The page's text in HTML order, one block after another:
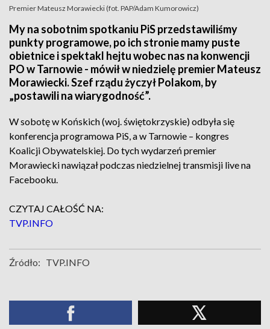
Premier Mateusz Morawiecki (fot. PAP/Adam Kumorowicz)
My na sobotnim spotkaniu PiS przedstawiliśmy
punkty programowe, po ich stronie mamy puste
obietnice i spektakl hejtu wobec nas na konwencji
PO w Tarnowie - mówił w niedzielę premier Mateusz
Morawiecki. Szef rządu życzył Polakom, by
„postawili na wiarygodność”.
W sobotę w Końskich (woj. świętokrzyskie) odbyła się
konferencja programowa PiS, a w Tarnowie – kongres
Koalicji Obywatelskiej. Do tych wydarzeń premier
Morawiecki nawiązał podczas niedzielnej transmisji live na
Facebooku.
CZYTAJ CAŁOŚĆ NA:
TVP.INFO
Źródło: TVP.INFO